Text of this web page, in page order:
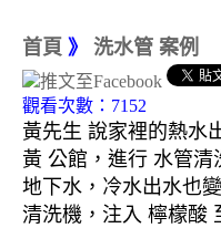
首頁 》 洗水管 案例
觀看次數：7152
黃先生 說家裡的熱水
黃 公館，進行 水管清
地下水，冷水出水也
清洗機，注入 檸檬酸